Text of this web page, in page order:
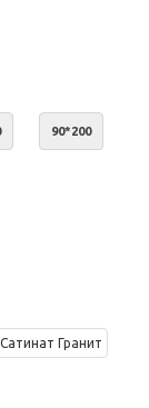
90*200